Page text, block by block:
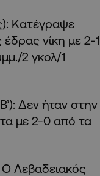
Κατέγραψε
νίκη με 2-1
2 γκολ/1
Δεν ήταν στην
με 2-0 από τα
Λεβαδειακός